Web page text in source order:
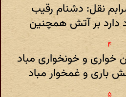
نقل: دشنام رقیب
دارد بر آتش همچنین
خواری و خونخواری مباد
باری و غمخوار مباد